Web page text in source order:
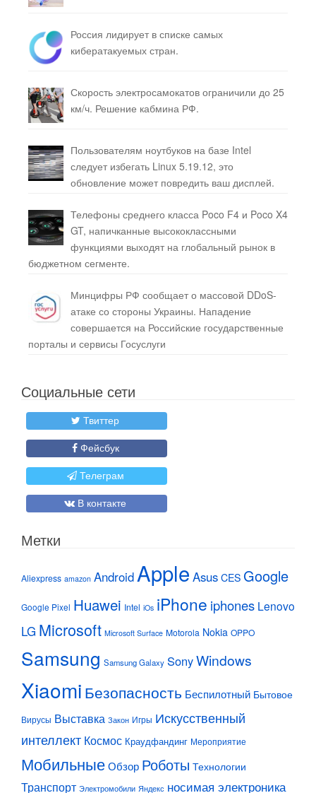
Россия лидирует в списке самых
кибератакуемых стран.
Скорость электросамокатов ограничили до 25
км/ч. Решение кабмина РФ.
Пользователям ноутбуков на базе Intel
следует избегать Linux 5.19.12, это
обновление может повредить ваш дисплей.
Телефоны среднего класса Poco F4 и Poco X4
GT, напичканные высококлассными
функциями выходят на глобальный рынок в
бюджетном сегменте.
Минцифры РФ сообщает о массовой DDoS-
атаке со стороны Украины. Нападение
совершается на Российские государственные
порталы и сервисы Госуслуги
Социальные сети
Твиттер
Фейсбук
Телеграм
В контакте
Метки
Aliexpress amazon Android Apple Asus CES Google
Google Pixel Huawei Intel iOs iPhone iphones Lenovo
LG Microsoft Microsoft Surface Motorola Nokia OPPO
Samsung Samsung Galaxy SonyWindows
Xiaomi Безопасность Беспилотный Бытовое
Вирусы Выставка Закон Игры Искусственный
интеллект Космос Краудфандинг Мероприятие
МобильныеОбзор Роботы Технологии
Транспорт Электромобили Яндекс носимая электроника